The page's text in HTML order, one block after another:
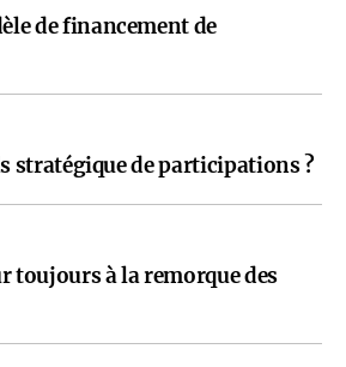
de financement de
stratégique de participations ?
toujours à la remorque des